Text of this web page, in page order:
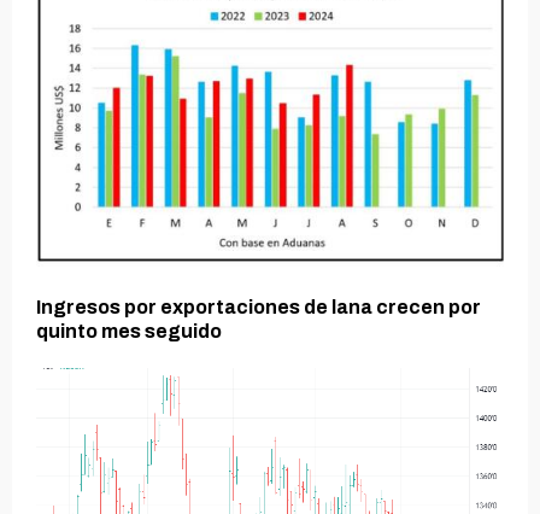
Ingresos por exportaciones de lana crecen por
quinto mes seguido